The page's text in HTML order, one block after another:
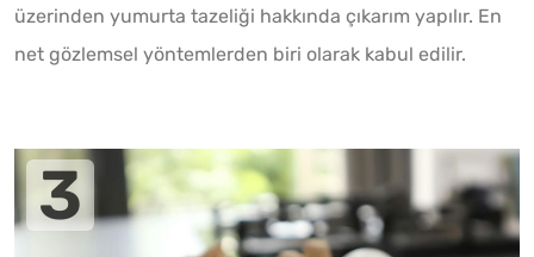
üzerinden yumurta tazeliği hakkında çıkarım yapılır. En
net gözlemsel yöntemlerden biri olarak kabul edilir.